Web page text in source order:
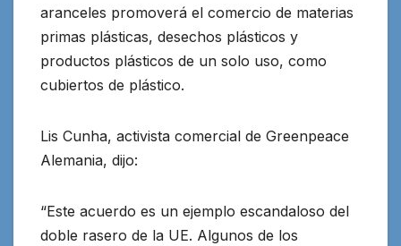
aranceles promoverá el comercio de materias
primas plásticas, desechos plásticos y
productos plásticos de un solo uso, como
cubiertos de plástico.
Lis Cunha, activista comercial de Greenpeace
Alemania, dijo:
“Este acuerdo es un ejemplo escandaloso del
doble rasero de la UE. Algunos de los